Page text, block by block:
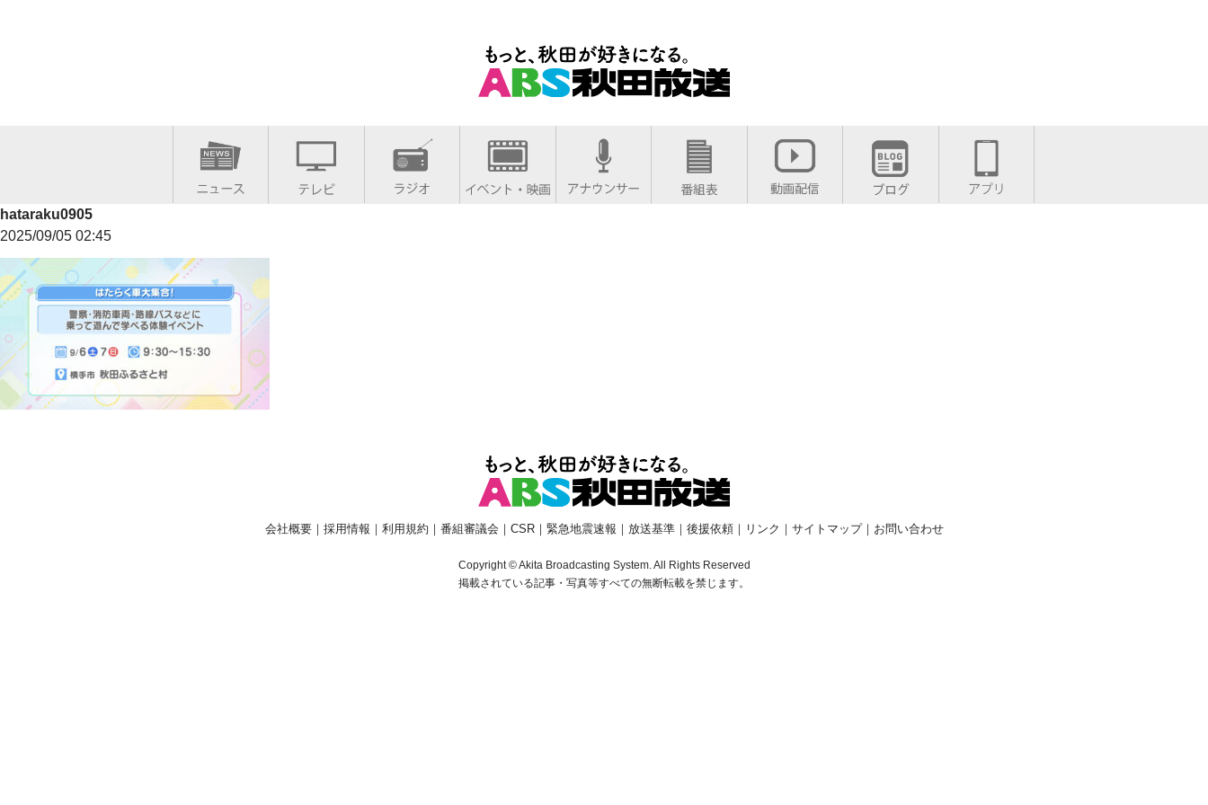
hataraku0905
2025/09/05 02:45
会社概要｜ 採用情報 ｜ 利用規約 ｜ 番組審議会 ｜ CSR｜ 緊急地震速報 ｜ 放送基準｜ 後援依頼｜ リンク ｜ サイトマップ｜ お問い合わせ
Copyright © Akita Broadcasting System. All Rights Reserved
掲載されている記事・写真等すべての無断転載を禁じます。